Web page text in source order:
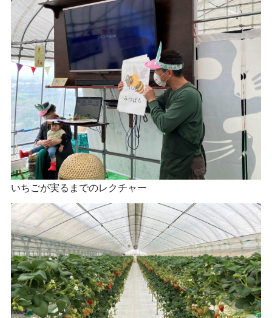
いちごが実るまでのレクチャー